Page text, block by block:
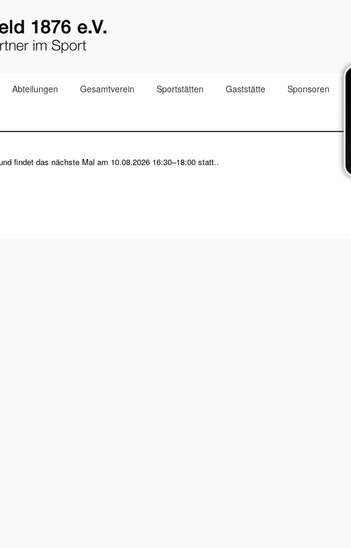
Abteilungen Gesamtverein Sportstätten Gaststätte Sponsoren
findet das nächste Mal am 10.08.2026 16:30–18:00 statt..